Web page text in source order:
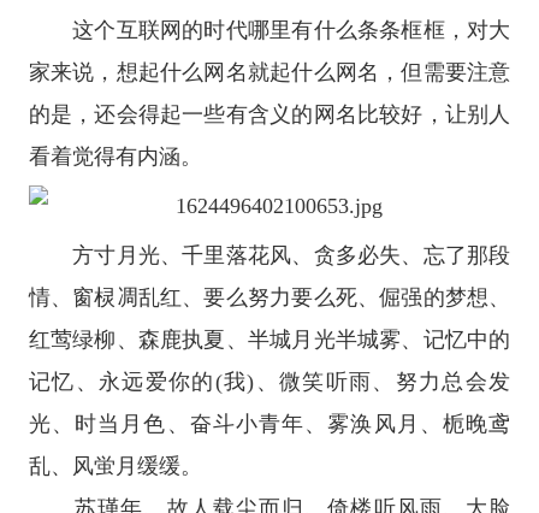
这个互联网的时代哪里有什么条条框框，对大
家来说，想起什么网名就起什么网名，但需要注意
的是，还会得起一些有含义的网名比较好，让别人
看着觉得有内涵。
方寸月光、千里落花风、贪多必失、忘了那段
情、窗棂凋乱红、要么努力要么死、倔强的梦想、
红莺绿柳、森鹿执夏、半城月光半城雾、记忆中的
记忆、永远爱你的(我)、微笑听雨、努力总会发
光、时当月色、奋斗小青年、雾涣风月、栀晚鸢
乱、风蛍月缓缓。